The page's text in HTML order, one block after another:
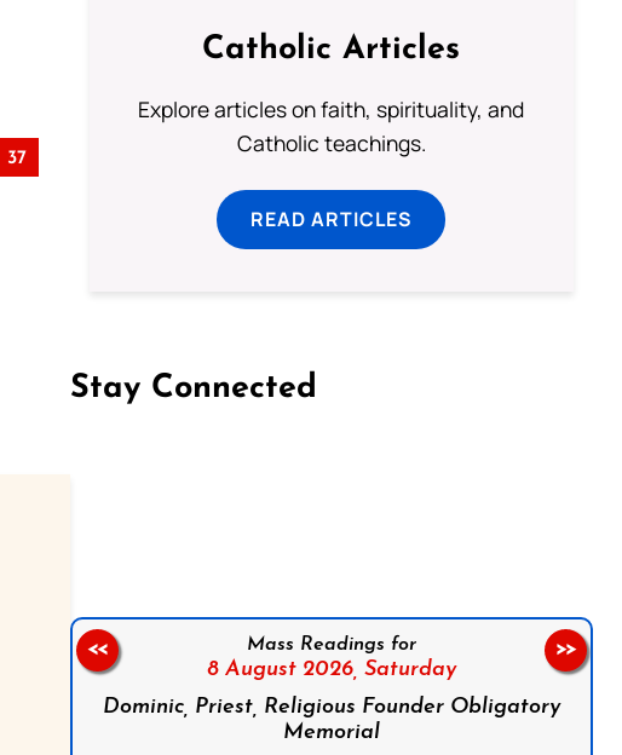
37
Catholic Articles
Explore articles on faith, spirituality, and
Catholic teachings.
READ ARTICLES
Stay Connected
Mass Readings for
8 August 2026, Saturday
Dominic, Priest, Religious Founder Obligatory
Memorial
<< >>